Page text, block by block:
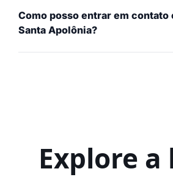
Como posso entrar em contato
Santa Apolônia?
Explore a